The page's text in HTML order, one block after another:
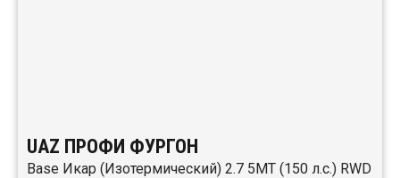
UAZ ПРОФИ ФУРГОН
Base Икар (Изотермический) 2.7 5MT (150 л.с.) RWD